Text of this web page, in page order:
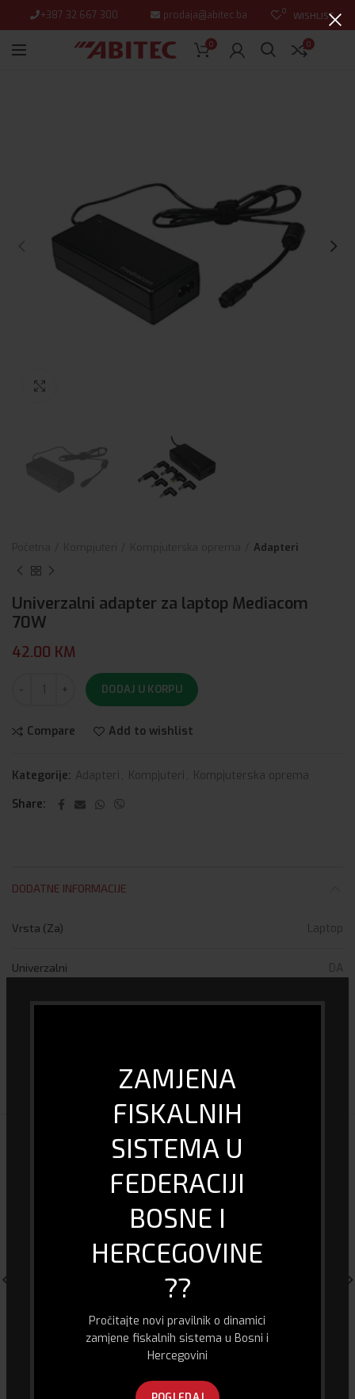
ZAMJENA
FISKALNIH
SISTEMA U
FEDERACIJI
BOSNE I
HERCEGOVINE
??
Pročitajte novi pravilnik o dinamici
zamjene fiskalnih sistema u Bosni i
Hercegovini
+387 32 667 300 prodaja@abitec.ba 0 WISHLIST
0 0
Adapteri
Univerzalni adapter za laptop Mediacom
70W
42.00 KM
DODAJ U KORPU
Compare Add to wishlist
Kategorije: Adapteri , Kompjuteri , Kompjuterska oprema
Share
DODATNE INFORMACIJE
Vrsta (Za) Laptop
Univerzalni DA
Model Univerzalni
Gaming Miš Kingston HyperX
Profesionalni mikrofon za PC
– Speedlink Volity Ready